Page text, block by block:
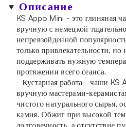
Описание
KS Appo Mini - это глиняная
вручную с немецкой
непревзойденной
только привлекательности, но
поддерживать нужную
протяжении всего сеанса.
- Кустарная работа - чаши KS
вручную мастерами-
чистого натурального сырья,
камня. Обжиг при высокой
долговечность, а отсутствие